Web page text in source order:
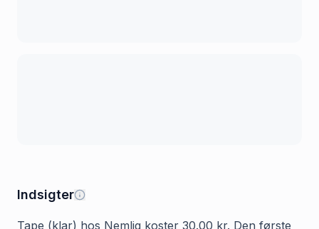
Indsigter
Tape (klar) hos Nemlig koster 30.00 kr. Den første